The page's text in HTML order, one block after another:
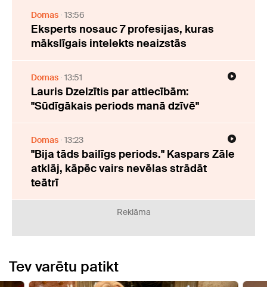
Domas 13:56
Eksperts nosauc 7 profesijas, kuras
mākslīgais intelekts neaizstās
Domas 13:51
Lauris Dzelzītis par attiecībām:
"Sūdīgākais periods manā dzīvē"
Domas 13:23
"Bija tāds bailīgs periods." Kaspars Zāle
atklāj, kāpēc vairs nevēlas strādāt
teātrī
Reklāma
Tev varētu patikt